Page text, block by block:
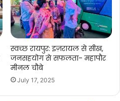
स्वच्छ रायपुर: इज़रायल से सीख,
जनसहयोग से सफलता- महापौर
मीनल चौबे
July 17, 2025